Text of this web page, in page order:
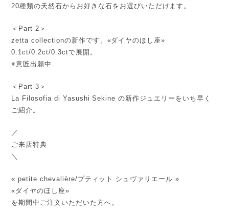
20種類の天然石からお好きな石をお選びいただけます。
＜Part 2＞
zetta collectionの新作です。«ダイヤのほし座»
0.1ct/0.2ct/0.3ctで展開。
※意匠出願中
＜Part 3＞
La Filosofia di Yasushi Sekine の新作ジュエリーをいち早く
ご紹介。
／
ご来店特典
＼
« petite chevalière/プティット シュヴァリエール »
«ダイヤのほし座»
を期間中ご注文いただいた方へ。